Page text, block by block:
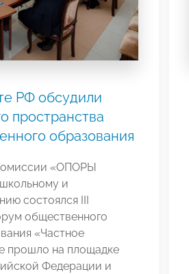
РФ обсудили
пространства
образования
«ОПОРЫ
и
состоялся III
общественного
«Частное
прошло на площадке
Федерации и